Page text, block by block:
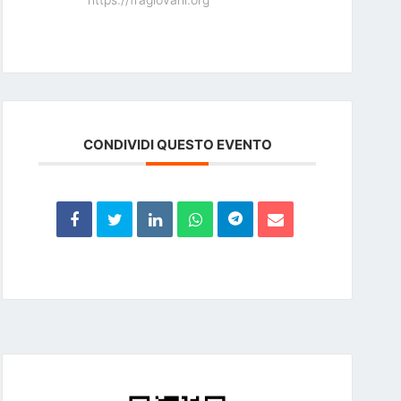
CONDIVIDI QUESTO EVENTO